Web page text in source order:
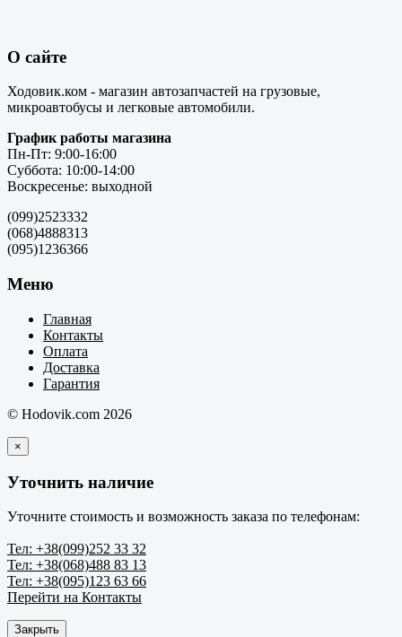
О сайте
Ходовик.ком - магазин автозапчастей на грузовые,
микроавтобусы и легковые автомобили.
График работы магазина
Пн-Пт: 9:00-16:00
Суббота: 10:00-14:00
Воскресенье: выходной
(099)2523332
(068)4888313
(095)1236366
Меню
Главная
Контакты
Оплата
Доставка
Гарантия
© Hodovik.com 2026
×
Уточнить наличие
Уточните стоимость и возможность заказа по телефонам:
Тел: +38(099)252 33 32
Тел: +38(068)488 83 13
Тел: +38(095)123 63 66
Перейти на Контакты
Закрыть